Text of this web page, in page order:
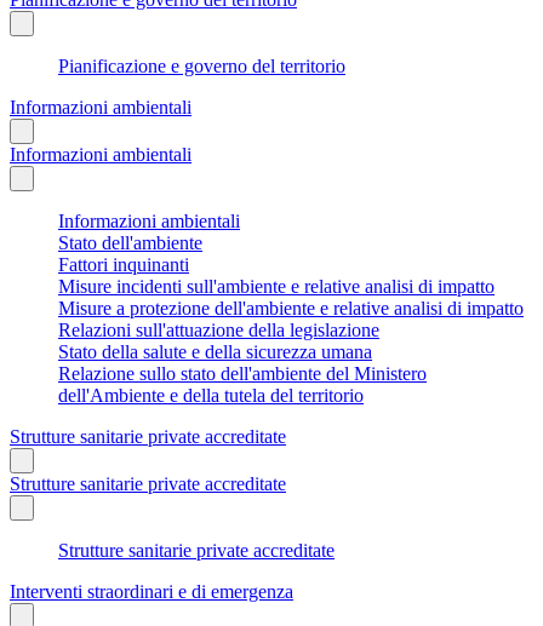
Pianificazione e governo del territorio
Informazioni ambientali
Informazioni ambientali
Informazioni ambientali
Stato dell'ambiente
Fattori inquinanti
Misure incidenti sull'ambiente e relative analisi di impatto
Misure a protezione dell'ambiente e relative analisi di impatto
Relazioni sull'attuazione della legislazione
Stato della salute e della sicurezza umana
Relazione sullo stato dell'ambiente del Ministero
dell'Ambiente e della tutela del territorio
Strutture sanitarie private accreditate
Strutture sanitarie private accreditate
Strutture sanitarie private accreditate
Interventi straordinari e di emergenza